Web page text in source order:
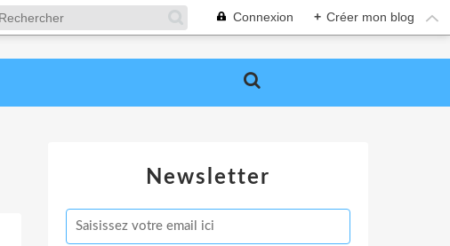
Connexion + Créer mon blog
Newsletter